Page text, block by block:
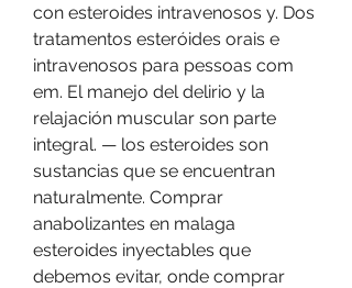
con esteroides intravenosos y. Dos
tratamentos esteróides orais e
intravenosos para pessoas com
em. El manejo del delirio y la
relajación muscular son parte
integral. — los esteroides son
sustancias que se encuentran
naturalmente. Comprar
anabolizantes en malaga
esteroides inyectables que
debemos evitar, onde comprar